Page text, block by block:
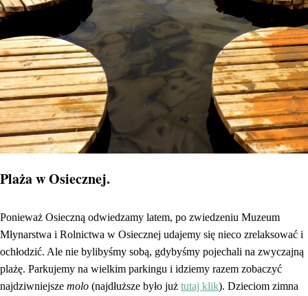
Plaża w Osiecznej.
Ponieważ Osieczną odwiedzamy latem, po zwiedzeniu Muzeum
Młynarstwa i Rolnictwa w Osiecznej udajemy się nieco zrelaksować i
ochłodzić. Ale nie bylibyśmy sobą, gdybyśmy pojechali na zwyczajną
plażę. Parkujemy na wielkim parkingu i idziemy razem zobaczyć
najdziwniejsze molo (najdłuższe było już tutaj klik). Dzieciom zimna